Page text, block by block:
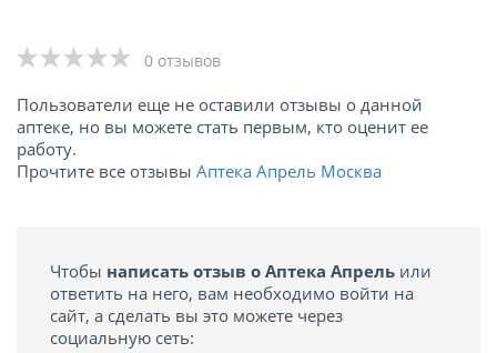
0 отзывов
Пользователи еще не оставили отзывы о данной
аптеке, но вы можете стать первым, кто оценит ее
работу.
Прочтите все отзывы Аптека Апрель Москва
Чтобы написать отзыв о Аптека Апрель или
ответить на него, вам необходимо войти на
сайт, а сделать вы это можете через
социальную сеть: